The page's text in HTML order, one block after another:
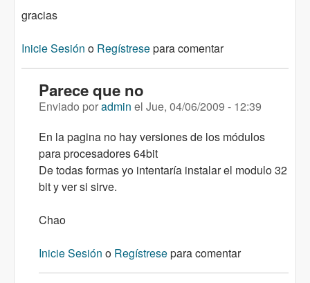
gracias
Inicie Sesión o Regístresepara comentar
Parece que no
Enviado poradmin el Jue, 04/06/2009 - 12:39
En la pagina no hay versiones de los módulos
para procesadores 64bit
De todas formas yo intentaría instalar el modulo 32
bit y ver si sirve.
Chao
Inicie Sesión o Regístresepara comentar